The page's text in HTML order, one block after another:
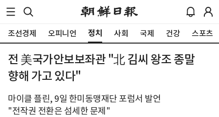
조선경제 오피니언 정치 사회 국제 건강 스포츠
전 美국가안보보좌관 "北 김씨 왕조 종말
향해 가고 있다"
마이클 플린, 9일 한미동맹재단 포럼서 발언
"전작권 전환은 섬세한 문제"